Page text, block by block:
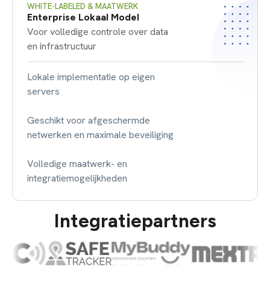
WHITE-LABELED & MAATWERK
Enterprise Lokaal Model
Voor volledige controle over data
en infrastructuur
Lokale implementatie op eigen
servers
Geschikt voor afgeschermde
netwerken en maximale beveiliging
Volledige maatwerk- en
integratiemogelijkheden
Integratiepartners